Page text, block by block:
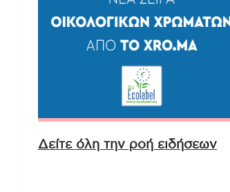
Δείτε όλη την ροή ειδήσεων